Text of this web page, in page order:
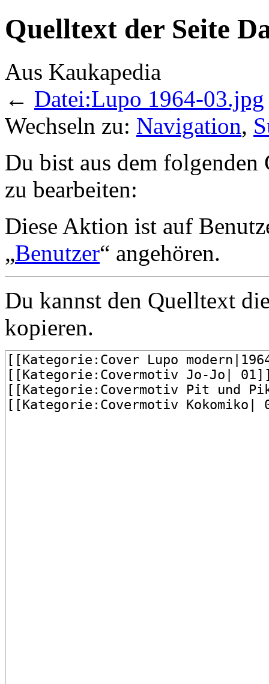
Quelltext der Seite
Aus Kaukapedia
← Datei:Lupo 1964-03.jpg
Wechseln zu: Navigation,
Du bist aus dem
zu bearbeiten:
Diese Aktion ist auf
„Benutzer“ angehören.
Du kannst den Quelltext
kopieren.